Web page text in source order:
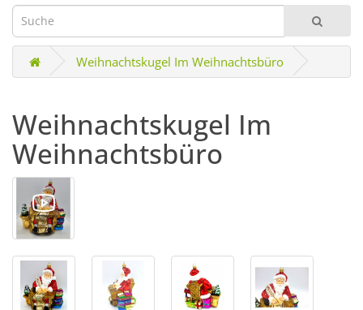
Weihnachtskugel Im Weihnachtsbüro
Weihnachtskugel Im
Weihnachtsbüro